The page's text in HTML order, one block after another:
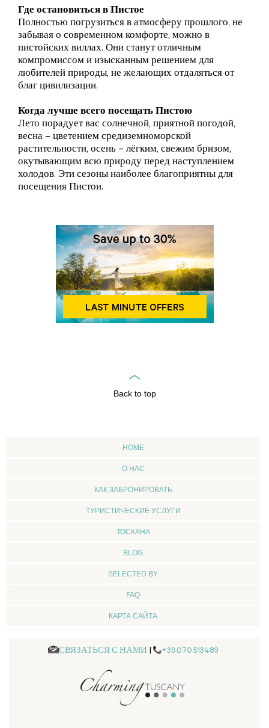
Где остановиться в Пистое
Полностью погрузиться в атмосферу прошлого, не
забывая о современном комфорте, можно в
пистойских виллах. Они станут отличным
компромиссом и изысканным решением для
любителей природы, не желающих отдаляться от
благ цивилизации.
Когда лучше всего посещать Пистою
Лето порадует вас солнечной, приятной погодой,
весна – цветением средиземноморской
растительности, осень – лёгким, свежим бризом,
окутывающим всю природу перед наступлением
холодов. Эти сезоны наиболее благоприятны для
посещения Пистои.
Back to top
HOME
О НАС
КАК ЗАБРОНИРОВАТЬ
ТУРИСТИЧЕСКИЕ УСЛУГИ
ТОСКАНА
BLOG
SELECTED BY
FAQ
КАРТА САЙТА
СВЯЗАТЬСЯ С НАМИ | +39.070.513489